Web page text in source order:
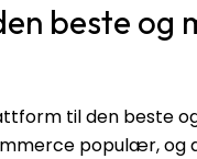
beste
til den beste
populær,